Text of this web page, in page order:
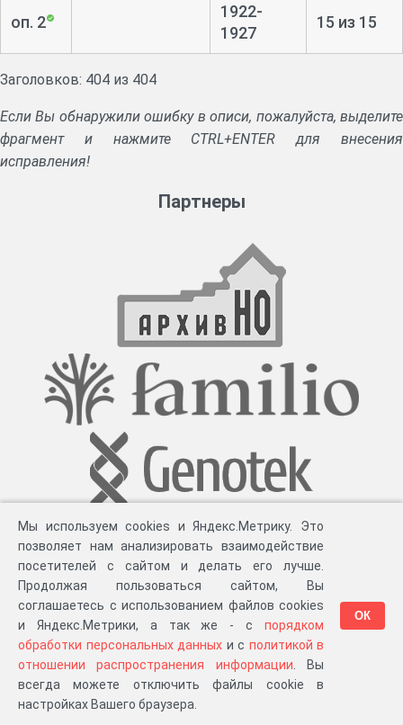
оп. 2
1922-
1927
15 из 15
Заголовков: 404 из 404
Если Вы обнаружили ошибку в описи, пожалуйста, выделите
фрагмент и нажмите CTRL+ENTER для внесения
исправления!
Партнеры
Разработка компании «Великіе предки», 2023-2026 гг. Блог.Суть проекта
Персональные данные.Распространение информации . ЧаВО. Сборка 111.39
Мы используем cookies и Яндекс.Метрику. Это
позволяет нам анализировать взаимодействие
посетителей с сайтом и делать его лучше.
Продолжая пользоваться сайтом, Вы
соглашаетесь с использованием файлов cookies
и Яндекс.Метрики, а так же - с порядком
обработки персональных данных и с политикой в
отношении распространения информации . Вы
всегда можете отключить файлы cookie в
настройках Вашего браузера.
ОК
в «Мои документы»
…или в один из ваших проектов: